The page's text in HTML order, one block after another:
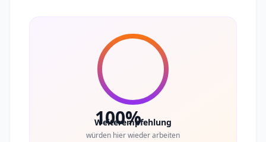
100%
Weiterempfehlung
würden hier wieder arbeiten